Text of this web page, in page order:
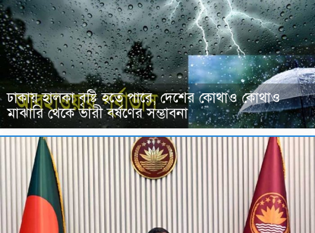
ঢাকায় হালকা বৃষ্টি হতে পারে, দেশের কোথাও কোথাও
মাঝারি থেকে ভারী বর্ষণের সম্ভাবনা